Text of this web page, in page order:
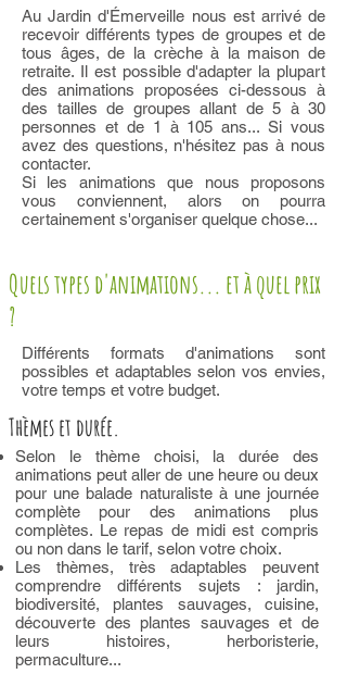
Au Jardin d'Émerveille nous est arrivé de
recevoir différents types de groupes et de
tous âges, de la crèche à la maison de
retraite. Il est possible d'adapter la plupart
des animations proposées ci-dessous à
des tailles de groupes allant de 5 à 30
personnes et de 1 à 105 ans... Si vous
avez des questions, n'hésitez pas à nous
contacter.
Si les animations que nous proposons
vous conviennent, alors on pourra
certainement s'organiser quelque chose...
Quels types d'animations... et à quel prix
?
Différents formats d'animations sont
possibles et adaptables selon vos envies,
votre temps et votre budget.
Thèmes et durée.
Selon le thème choisi, la durée des
animations peut aller de une heure ou deux
pour une balade naturaliste à une journée
complète pour des animations plus
complètes. Le repas de midi est compris
ou non dans le tarif, selon votre choix.
Les thèmes, très adaptables peuvent
comprendre différents sujets : jardin,
biodiversité, plantes sauvages, cuisine,
découverte des plantes sauvages et de
leurs histoires, herboristerie,
permaculture...